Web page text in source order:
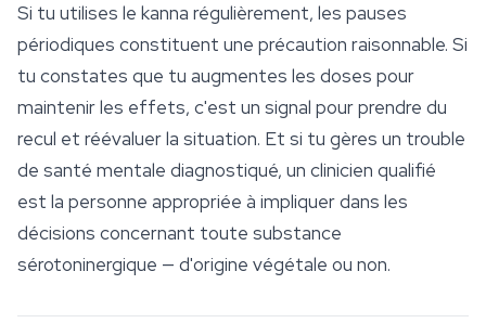
Si tu utilises le kanna régulièrement, les pauses
périodiques constituent une précaution raisonnable. Si
tu constates que tu augmentes les doses pour
maintenir les effets, c'est un signal pour prendre du
recul et réévaluer la situation. Et si tu gères un trouble
de santé mentale diagnostiqué, un clinicien qualifié
est la personne appropriée à impliquer dans les
décisions concernant toute substance
sérotoninergique — d'origine végétale ou non.